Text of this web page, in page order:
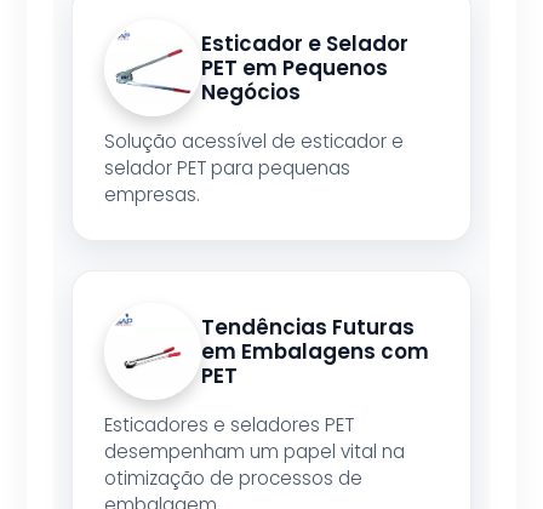
Esticador e Selador
PET em Pequenos
Negócios
Solução acessível de esticador e
selador PET para pequenas
empresas.
Tendências Futuras
em Embalagens com
PET
Esticadores e seladores PET
desempenham um papel vital na
otimização de processos de